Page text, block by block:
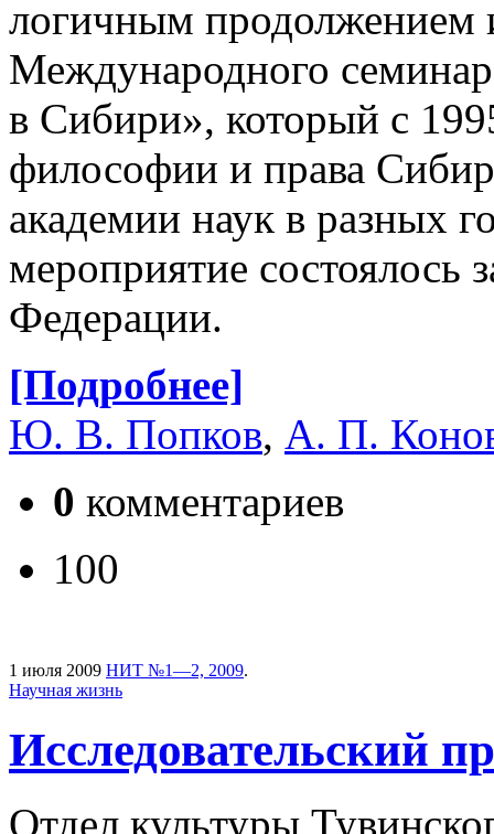
логичным продолжением
Международного
в Сибири», который с
философии и права
академии наук в разных
мероприятие состоялось
Федерации.
[Подробнее]
Ю. В. Попков, А. П.
0 комментариев
100
1 июля 2009 НИТ №1—2, 2009.
Научная жизнь
Исследовательский
Отдел культуры